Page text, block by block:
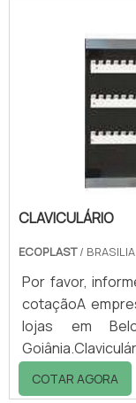
do carbonato
fácil
óleo,
extender de
CLAVICULÁRIO
ECOPLAST/
Por favor,
cotaçãoA
lojas em
de chaves.O
condomínios,
COTAR AGORA